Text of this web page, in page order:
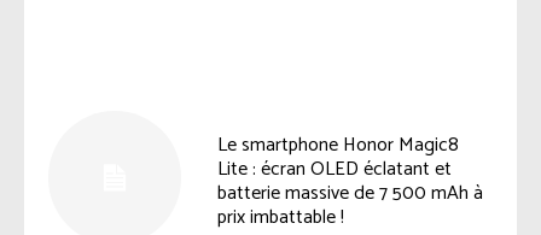
Le smartphone Honor Magic8
Lite : écran OLED éclatant et
batterie massive de 7 500 mAh à
prix imbattable !